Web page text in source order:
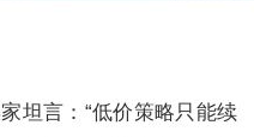
坦言：“低价策略只能续